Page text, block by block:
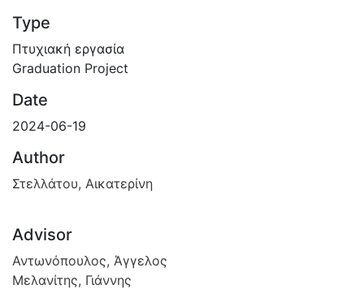
Type
Πτυχιακή εργασία
Graduation Project
Date
2024-06-19
Author
Στελλάτου, Αικατερίνη
Advisor
Αντωνόπουλος, Άγγελος
Μελανίτης, Γιάννης